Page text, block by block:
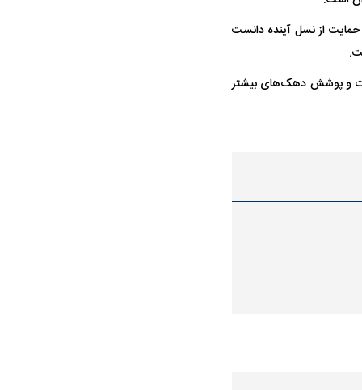
حمایت از نسل آینده دانست
و پوشش دهک‌های بیشتر